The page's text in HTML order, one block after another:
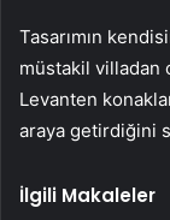
Tasarımın
müstakil villadan
Levanten
araya getirdiğini
İlgili Makaleler